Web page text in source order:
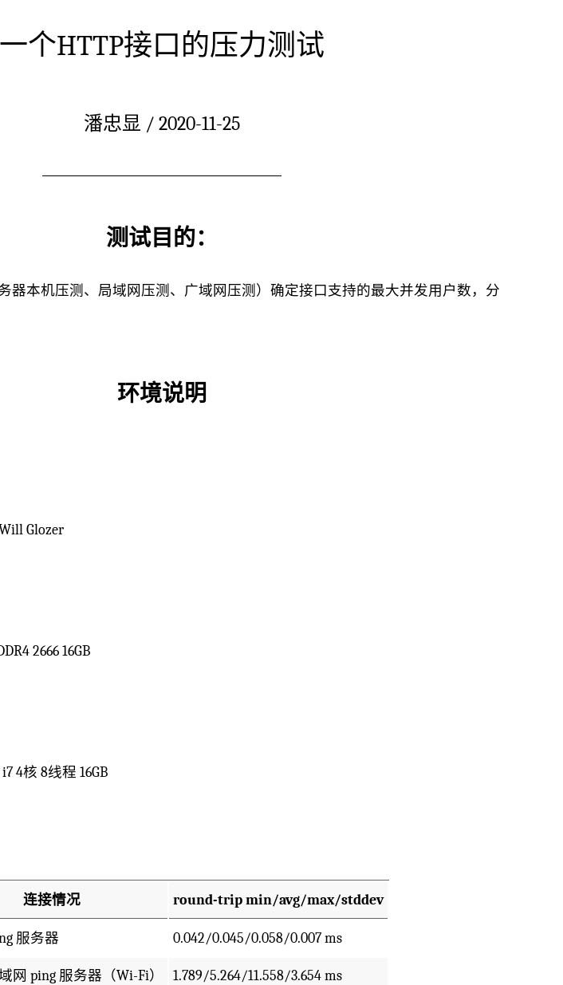
一个HTTP接口的压力测试
潘忠显 / 2020-11-25
测试目的：
器本机压测、局域网压测、广域网压测）确定接口支持的最大并发用户数，分
环境说明
Glozer
2666 16GB
4核 8线程 16GB
连接情况 round-trip min/avg/max/stddev
服务器 0.042/0.045/0.058/0.007 ms
网 ping 服务器（Wi-Fi） 1.789/5.264/11.558/3.654 ms